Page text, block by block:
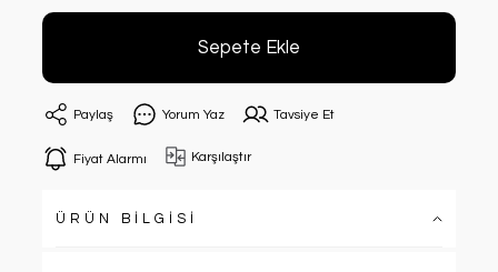
Sepete Ekle
Paylaş Yorum Yaz Tavsiye Et
Fiyat Alarmı Karşılaştır
ÜRÜN BİLGİSİ